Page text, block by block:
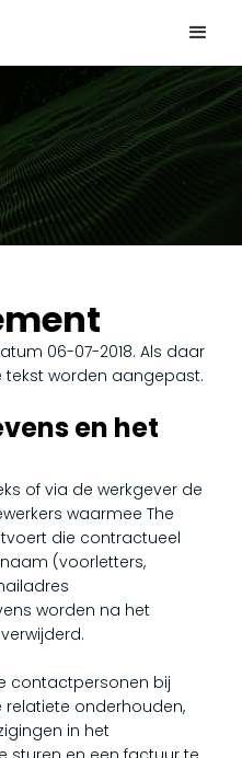
06-07-2018. Als daar
worden aangepast.
en het
of via de werkgever de
waarmee The
die contractueel
(voorletters,
worden na het
contactpersonen bij
relatiete onderhouden,
in het